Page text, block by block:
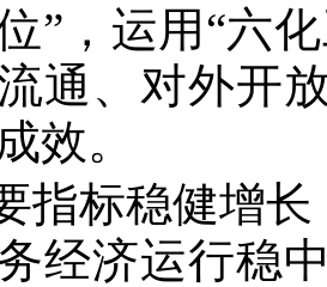
”，运用“六
通、对外开
效。
指标稳健增
经济运行稳